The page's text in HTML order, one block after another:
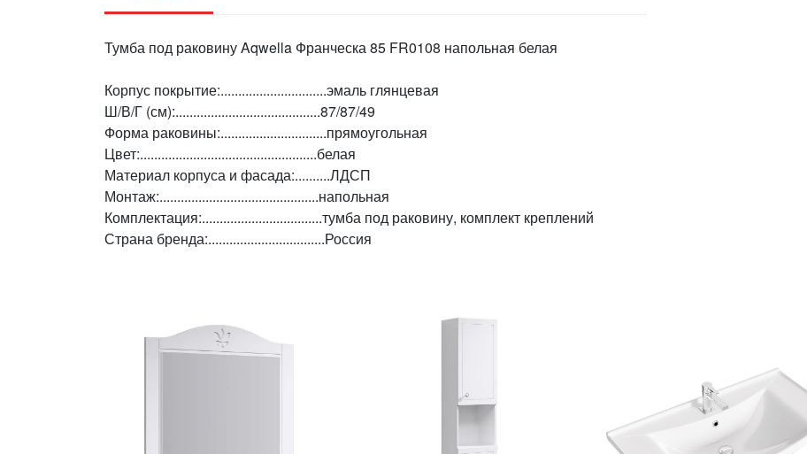
Тумба под раковину Aqwella Франческа 85 FR0108 напольная белая
Корпус покрытие:..............................эмаль глянцевая
Ш/В/Г (см):.........................................87/87/49
Форма раковины:..............................прямоугольная
Цвет:..................................................белая
Материал корпуса и фасада:..........ЛДСП
Монтаж:.............................................напольная
Комплектация:..................................тумба под раковину, комплект креплений
Страна бренда:.................................Россия